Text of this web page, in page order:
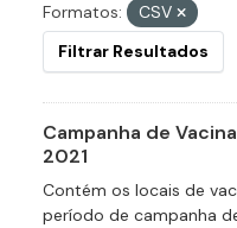
Formatos:
CSV
Filtrar Resultados
Campanha de
2021
Contém os locais de
período de campanha